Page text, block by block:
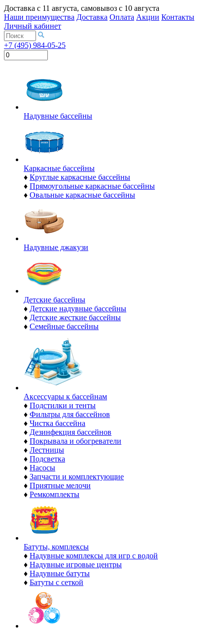
Доставка с 11 августа, самовывоз с 10 августа
Наши преимущества Доставка Оплата Акции Контакты
Личный кабинет
+7 (495) 984-05-25
Надувные бассейны
Каркасные бассейны
♦ Круглые каркасные бассейны
♦ Прямоугольные каркасные бассейны
♦ Овальные каркасные бассейны
Надувные джакузи
Детские бассейны
♦ Детские надувные бассейны
♦ Детские жесткие бассейны
♦ Семейные бассейны
Аксессуары к бассейнам
♦ Подстилки и тенты
♦ Фильтры для бассейнов
♦ Чистка бассейна
♦ Дезинфекция бассейнов
♦ Покрывала и обогреватели
♦ Лестницы
♦ Подсветка
♦ Насосы
♦ Запчасти и комплектующие
♦ Приятные мелочи
♦ Ремкомплекты
Батуты, комплексы
♦ Надувные комплексы для игр с водой
♦ Надувные игровые центры
♦ Надувные батуты
♦ Батуты с сеткой